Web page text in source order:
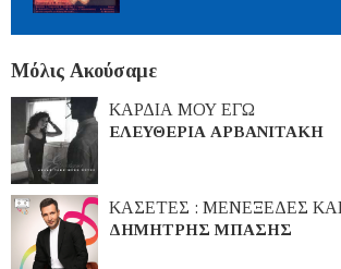
Μόλις Ακούσαμε
ΚΑΡΔΙΑ ΜΟΥ ΕΓΩ
ΕΛΕΥΘΕΡΙΑ ΑΡΒΑΝΙΤΑΚΗ
ΚΑΣΕΤΕΣ : ΜΕΝΕΞΕΔΕΣ
ΔΗΜΗΤΡΗΣ ΜΠΑΣΗΣ